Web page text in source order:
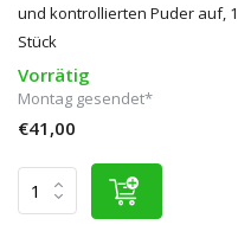
und kontrollierten Puder auf, 1
Stück
Vorrätig
Montag gesendet*
€41,00